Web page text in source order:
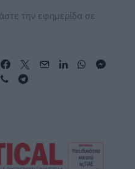
την εφημερίδα σε